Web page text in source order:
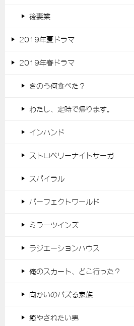
後妻業
2019年夏ドラマ
2019年春ドラマ
きのう何食べた？
わたし、定時で帰ります。
インハンド
ストロベリーナイトサーガ
スパイラル
パーフェクトワールド
ミラーツインズ
ラジエーションハウス
俺のスカート、どこ行った？
向かいのバズる家族
癒やされたい男